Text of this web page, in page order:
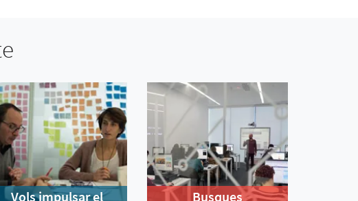
Vols impulsar el Busques